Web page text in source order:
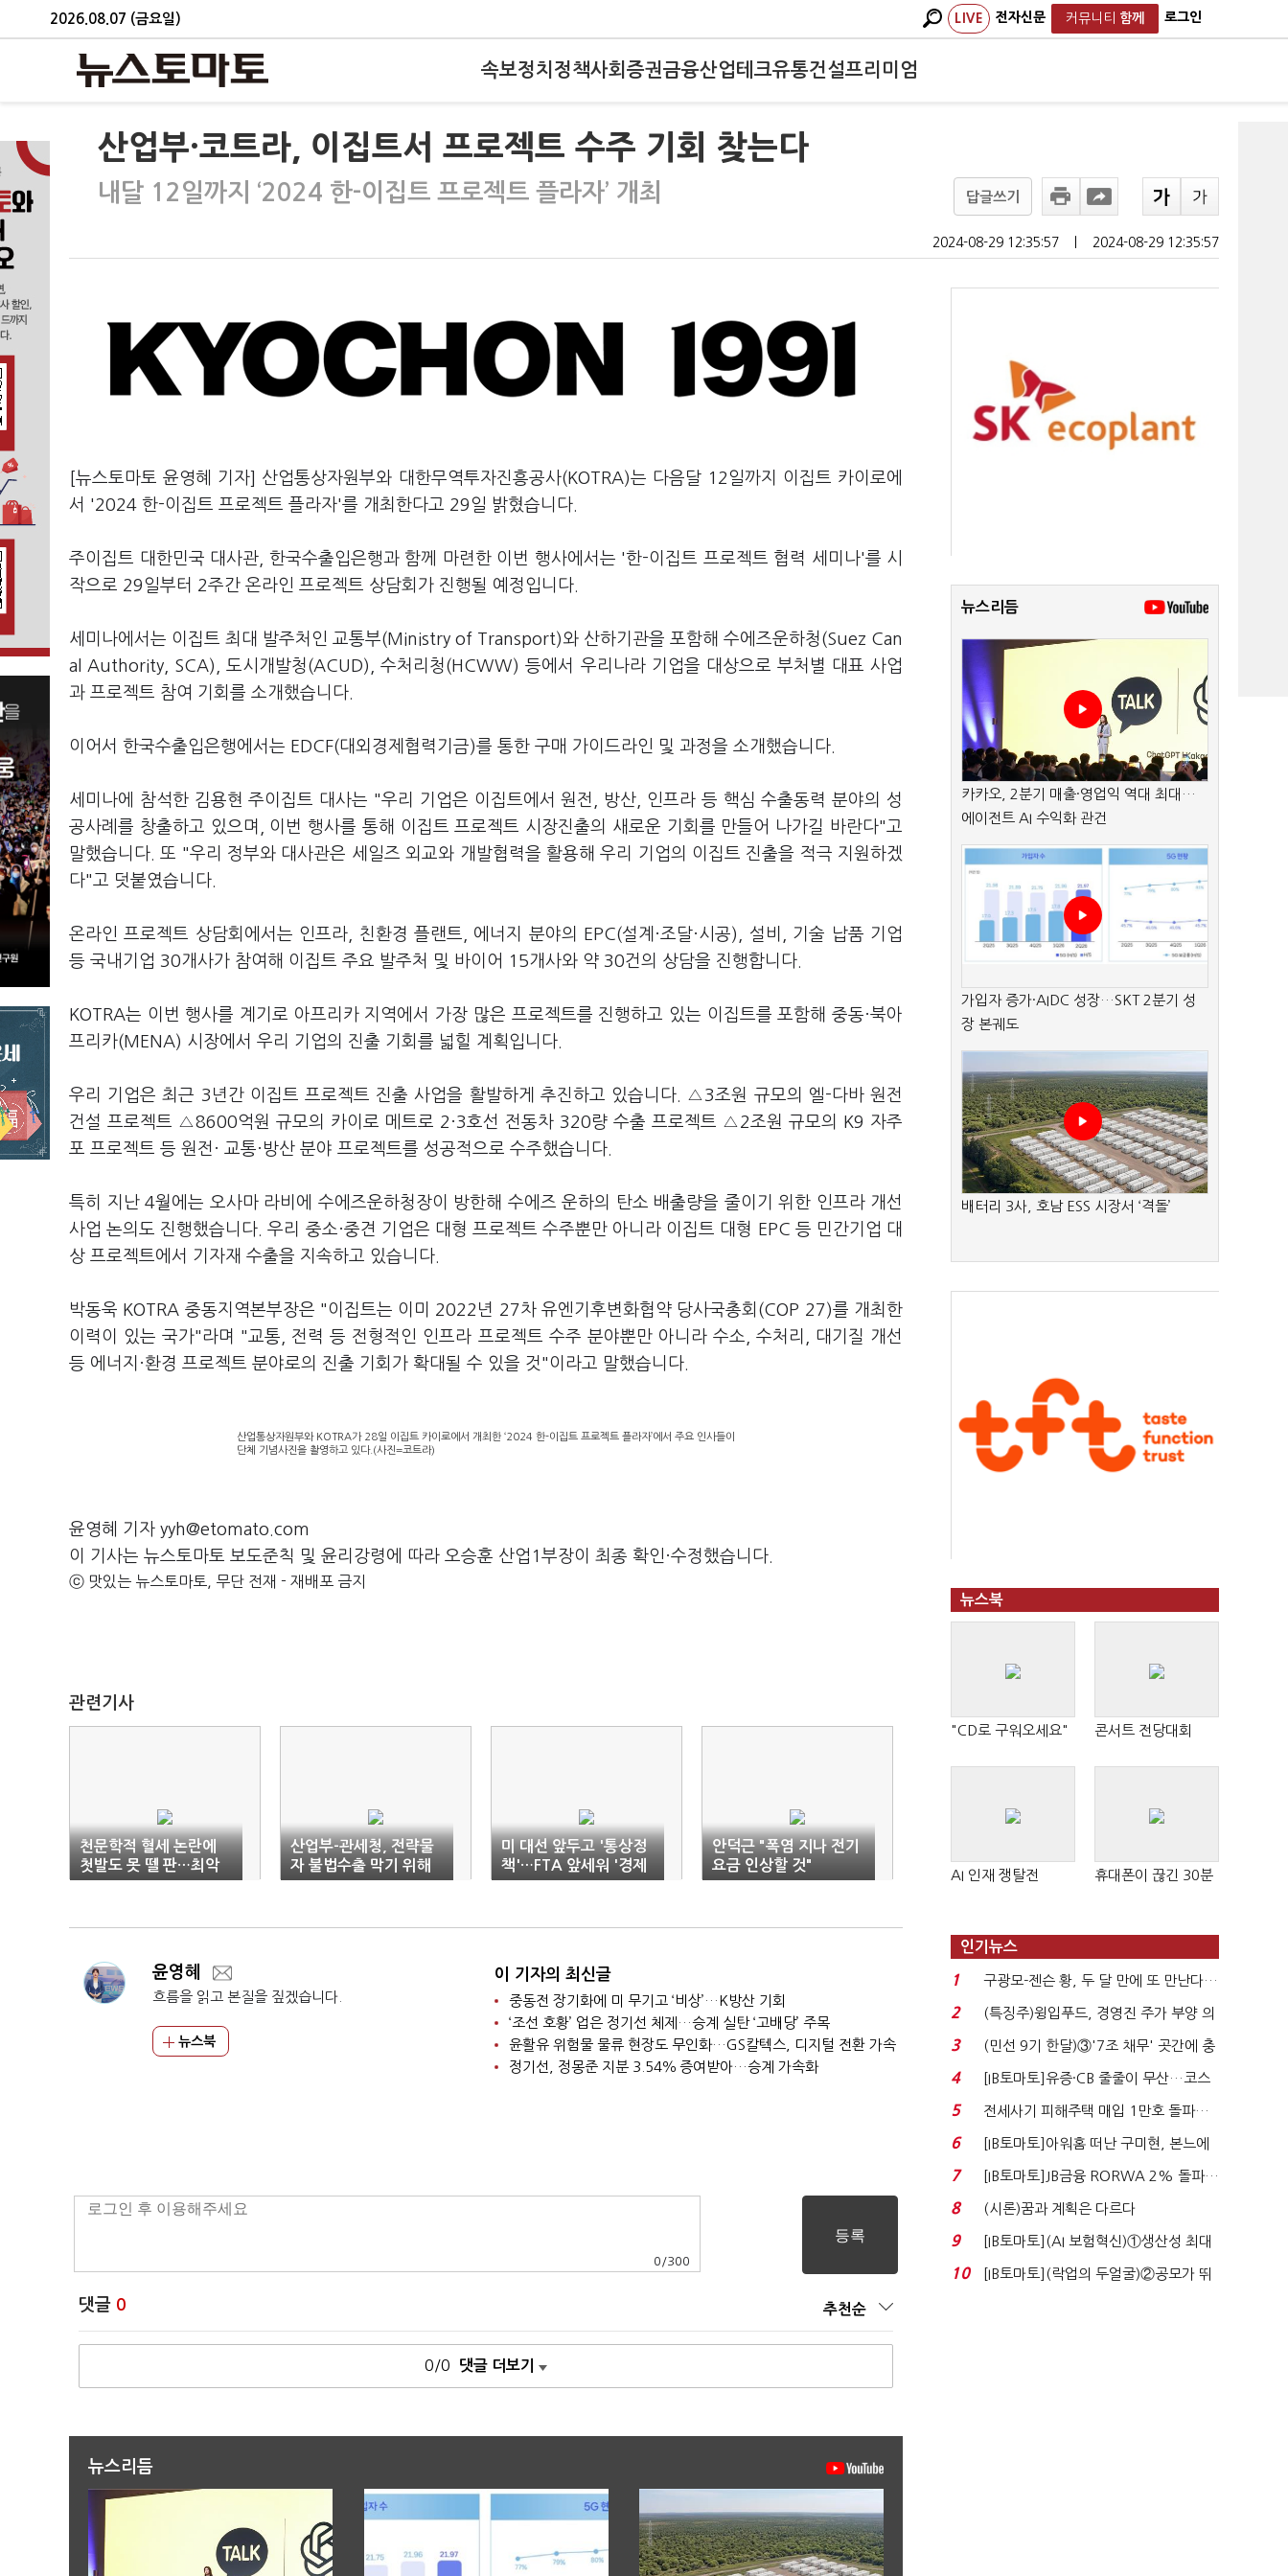
2026.08.07 (금요일) LIVE 전자신문 커뮤니티 함께 로그인
속보정치 정책사회 증권금융산업테크유통건설프리미엄
산업부·코트라, 이집트서 프로젝트 수주 기회 찾는다
내달 12일까지 ‘2024 한-이집트 프로젝트 플라자’ 개최 답글쓰기
2024-08-29 12:35:57 2024-08-29 12:35:57
[뉴스토마토 윤영혜 기자] 산업통상자원부와 대한무역투자진흥공사(KOTRA)는 다음달 12일까지 이집트 카이로에
서 '2024 한-이집트 프로젝트 플라자'를 개최한다고 29일 밝혔습니다.
주이집트 대한민국 대사관, 한국수출입은행과 함께 마련한 이번 행사에서는 '한-이집트 프로젝트 협력 세미나'를 시
작으로 29일부터 2주간 온라인 프로젝트 상담회가 진행될 예정입니다.
세미나에서는 이집트 최대 발주처인 교통부(Ministry of Transport)와 산하기관을 포함해 수에즈운하청(Suez Can
al Authority, SCA), 도시개발청(ACUD), 수처리청(HCWW) 등에서 우리나라 기업을 대상으로 부처별 대표 사업
과 프로젝트 참여 기회를 소개했습니다.
이어서 한국수출입은행에서는 EDCF(대외경제협력기금)를 통한 구매 가이드라인 및 과정을 소개했습니다.
세미나에 참석한 김용현 주이집트 대사는 "우리 기업은 이집트에서 원전, 방산, 인프라 등 핵심 수출동력 분야의 성
공사례를 창출하고 있으며, 이번 행사를 통해 이집트 프로젝트 시장진출의 새로운 기회를 만들어 나가길 바란다"고
말했습니다. 또 "우리 정부와 대사관은 세일즈 외교와 개발협력을 활용해 우리 기업의 이집트 진출을 적극 지원하겠
다"고 덧붙였습니다.
온라인 프로젝트 상담회에서는 인프라, 친환경 플랜트, 에너지 분야의 EPC(설계·조달·시공), 설비, 기술 납품 기업
등 국내기업 30개사가 참여해 이집트 주요 발주처 및 바이어 15개사와 약 30건의 상담을 진행합니다.
KOTRA는 이번 행사를 계기로 아프리카 지역에서 가장 많은 프로젝트를 진행하고 있는 이집트를 포함해 중동·북아
프리카(MENA) 시장에서 우리 기업의 진출 기회를 넓힐 계획입니다.
우리 기업은 최근 3년간 이집트 프로젝트 진출 사업을 활발하게 추진하고 있습니다. △3조원 규모의 엘-다바 원전
건설 프로젝트 △8600억원 규모의 카이로 메트로 2·3호선 전동차 320량 수출 프로젝트 △2조원 규모의 K9 자주
포 프로젝트 등 원전· 교통·방산 분야 프로젝트를 성공적으로 수주했습니다.
특히 지난 4월에는 오사마 라비에 수에즈운하청장이 방한해 수에즈 운하의 탄소 배출량을 줄이기 위한 인프라 개선
사업 논의도 진행했습니다. 우리 중소·중견 기업은 대형 프로젝트 수주뿐만 아니라 이집트 대형 EPC 등 민간기업 대
상 프로젝트에서 기자재 수출을 지속하고 있습니다.
박동욱 KOTRA 중동지역본부장은 "이집트는 이미 2022년 27차 유엔기후변화협약 당사국총회(COP 27)를 개최한
이력이 있는 국가"라며 "교통, 전력 등 전형적인 인프라 프로젝트 수주 분야뿐만 아니라 수소, 수처리, 대기질 개선
등 에너지·환경 프로젝트 분야로의 진출 기회가 확대될 수 있을 것"이라고 말했습니다.
산업통상자원부와 KOTRA가 28일 이집트 카이로에서 개최한 ‘2024 한-이집트 프로젝트 플라자’에서 주요 인사들이
단체 기념사진을 촬영하고 있다.(사진=코트라)
윤영혜 기자 yyh@etomato.com
이 기사는 뉴스토마토 보도준칙 및 윤리강령에 따라 오승훈 산업1부장이 최종 확인·수정했습니다.
ⓒ 맛있는 뉴스토마토, 무단 전재 - 재배포 금지
관련기사
천문학적 혈세 논란에
첫발도 못 뗄 판…최악
땐 '국정조사'
산업부-관세청, 전략물
자 불법수출 막기 위해
맞손
미 대선 앞두고 '통상정
책'…FTA 앞세워 '경제
영토' 확장
안덕근 "폭염 지나 전기
요금 인상할 것"
윤영혜
흐름을 읽고 본질을 짚겠습니다.
뉴스북
이 기자의 최신글
중동전 장기화에 미 무기고 ‘비상’…K방산 기회
‘조선 호황’ 업은 정기선 체제…승계 실탄 ‘고배당’ 주목
윤활유 위험물 물류 현장도 무인화…GS칼텍스, 디지털 전환 가속
정기선, 정몽준 지분 3.54％ 증여받아…승계 가속화
0 /300
댓글 0 추천순
0/0 댓글 더보기
뉴스리듬
뉴스리듬
카카오, 2분기 매출·영업익 역대 최대…
에이전트 AI 수익화 관건
가입자 증가·AIDC 성장…SKT 2분기 성
장 본궤도
배터리 3사, 호남 ESS 시장서 ‘격돌’
뉴스북
"CD로 구워오세요" 콘서트 전당대회
AI 인재 쟁탈전 휴대폰이 끊긴 30분
인기뉴스
1
구광모-젠슨 황, 두 달 만에 또 만난다…
로봇·AI 등 논...
2
(특징주)윙입푸드, 경영진 주가 부양 의
지에 상한가...
3
(민선 9기 한달)③'7조 채무' 곳간에 충
격…추미애, 20년...
4
[IB토마토]유증·CB 줄줄이 무산…코스
닥 벌점 급증에 ...
5
전세사기 피해주택 매입 1만호 돌파…
누적 피해자 4만2...
6
[IB토마토]아워홈 떠난 구미현, 본느에
340억 베팅…가...
7
[IB토마토]JB금융 RORWA 2% 돌파…
실적 견인은 은행 ...
8 (시론)꿈과 계획은 다르다
9
[IB토마토](AI 보험혁신)①생산성 최대
80% 개선…현실...
10
[IB토마토](락업의 두얼굴)②공모가 뛰